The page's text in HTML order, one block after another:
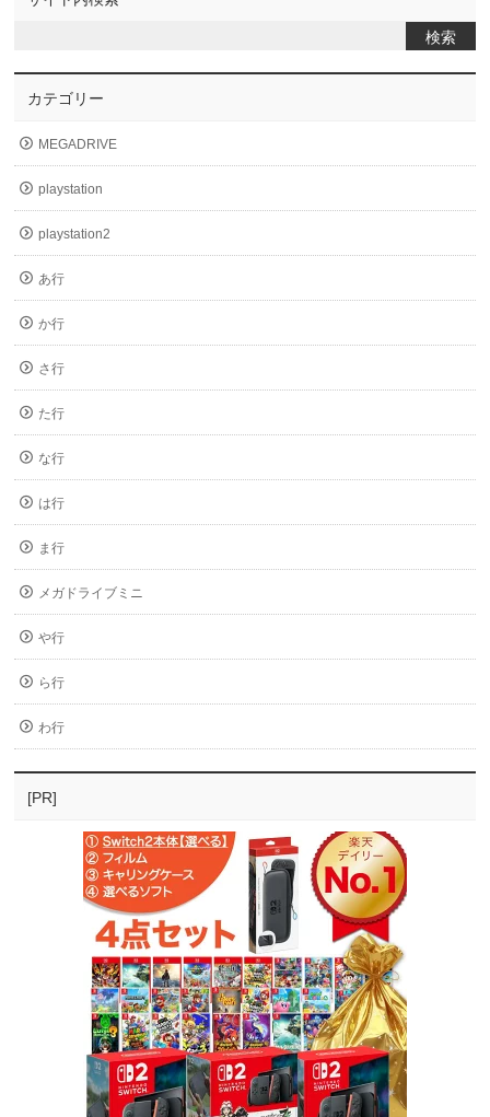
カテゴリー
MEGADRIVE
playstation
playstation2
あ行
か行
さ行
た行
な行
は行
ま行
メガドライブミニ
や行
ら行
わ行
[PR]